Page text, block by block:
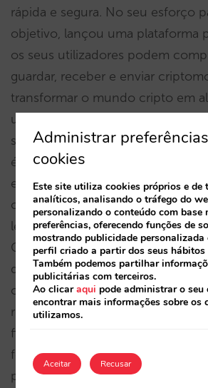
rápida e segura. No seu esforço
objetivo, lançou uma plataforma
os seus utilizadores podem
guardar, receber e enviar
transformar o mundo cripto em
utilizável e que agregue valor real,
serviços CriptanCard e
é um cartão VISA que permite
estabelecimento do mundo,
como online, diretamente com
levantar dinheiro numa caixa
CriptanPay, um portal de
qualquer empresa aceite
criptomoedas, de qualquer parte
receba €s na sua conta bancária.
filosofia #criptoparatodos,
forma bastante simples a todas
possuem conhecimentos
Administrar
cookies
Este site utiliza cookies próprios e de
analíticos, analisando o tráfego do
personalizando o conteúdo com base
preferências, oferecendo funções de
mostrando publicidade personalizada
perfil criado a partir dos seus hábitos
Também podemos partilhar
publicitárias com terceiros.
Ao clicaraqui pode administrar o seu
encontrar mais informações sobre os
utilizamos.
Aceitar Recusar